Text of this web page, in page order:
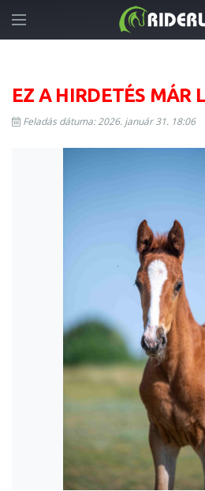
EZ A HIRDETÉS MÁR
Feladás dátuma: 2026. január 31. 18:06